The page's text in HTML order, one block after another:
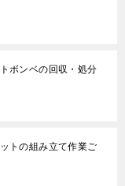
ボンベの回収・処分
トの組み立て作業ご